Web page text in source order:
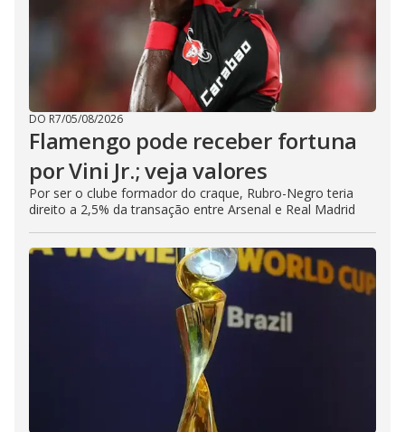
DO R7/05/08/2026
Flamengo pode receber fortuna
por Vini Jr.; veja valores
Por ser o clube formador do craque, Rubro-Negro teria
direito a 2,5% da transação entre Arsenal e Real Madrid